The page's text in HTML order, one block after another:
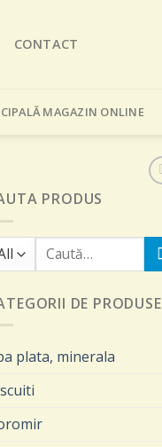
CONTACT
MAGAZIN ONLINE
PRODUS
Caută
DE PRODUSE
plata, minerala